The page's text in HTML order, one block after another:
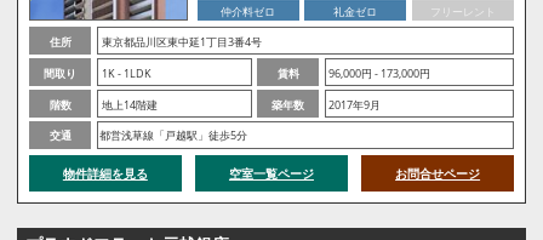
仲介料ゼロ
礼金ゼロ
フリーレント
住所
東京都品川区東中延1丁目3番4号
間取り
1K - 1LDK 賃料
96,000円 - 173,000円
階数
地上14階建 築年数
2017年9月
交通
都営浅草線「戸越駅」徒歩5分
物件詳細を見る 空室一覧ページ お問合せページ